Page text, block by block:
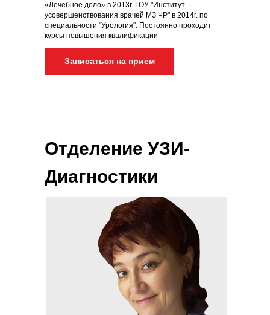
«Лечебное дело» в 2013г. ГОУ "Институт
усовершенствования врачей МЗ ЧР" в 2014г. по
специальности "Урология". Постоянно проходит
курсы повышения квалификации
Записаться на прием
Отделение УЗИ-
Диагностики